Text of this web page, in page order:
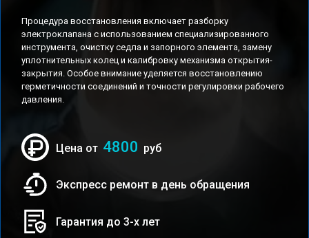
Процедура восстановления включает разборку
электроклапана с использованием специализированного
инструмента, очистку седла и запорного элемента, замену
уплотнительных колец и калибровку механизма открытия-
закрытия. Особое внимание уделяется восстановлению
герметичности соединений и точности регулировки рабочего
давления.
Цена от 4800 руб
Экспресс ремонт в день обращения
Гарантия до 3-х лет